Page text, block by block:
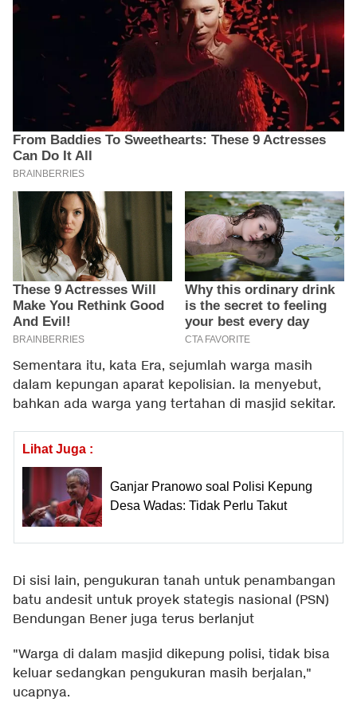
Sementara itu, kata Era, sejumlah warga masih
dalam kepungan aparat kepolisian. Ia menyebut,
bahkan ada warga yang tertahan di masjid sekitar.
Lihat Juga :
Ganjar Pranowo soal Polisi Kepung
Desa Wadas: Tidak Perlu Takut
Di sisi lain, pengukuran tanah untuk penambangan
batu andesit untuk proyek stategis nasional (PSN)
Bendungan Bener juga terus berlanjut
"Warga di dalam masjid dikepung polisi, tidak bisa
keluar sedangkan pengukuran masih berjalan,"
ucapnya.